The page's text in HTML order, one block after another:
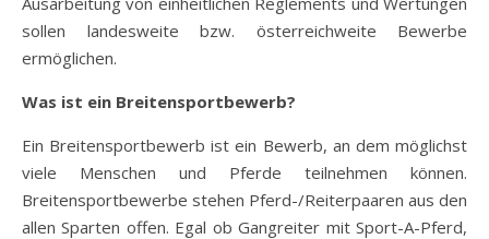
sollen landesweite bzw. österreichweite Bewerbe
ermöglichen.
Was ist ein Breitensportbewerb?
Ein Breitensportbewerb ist ein Bewerb, an dem möglichst
viele Menschen und Pferde teilnehmen können.
Breitensportbewerbe stehen Pferd-/Reiterpaaren aus den
allen Sparten offen. Egal ob Gangreiter mit Sport-A-Pferd,